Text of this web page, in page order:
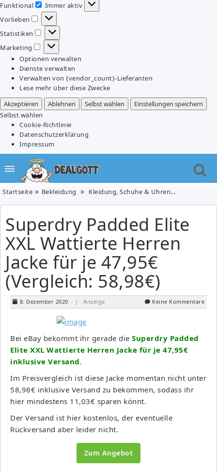
Funktional
Funktional
Immer aktiv
Vorlieben
Vorlieben
Statistiken
Statistiken
Marketing
Marketing
Optionen verwalten
Dienste verwalten
Verwalten von {vendor_count}-Lieferanten
Lese mehr über diese Zwecke
Akzeptieren
Ablehnen Selbst wählen
Einstellungen speichern
Selbst wählen
Cookie-Richtlinie
Datenschutzerklärung
Impressum
Startseite Bekleidung Kleidung, Schuhe & Uhren
Superdry Padded Elite
XXL Wattierte Herren
Jacke für je 47,95€
(Vergleich: 58,98€)
8. Dezember 2020 | Anzeige Keine Kommentare
Bei eBay bekommt ihr gerade die Superdry Padded
Elite XXL Wattierte Herren Jacke für je 47,95€
inklusive Versand.
Im Preisvergleich ist diese Jacke momentan nicht unter
58,98€ inklusive Versand zu bekommen, sodass ihr
hier mindestens 11,03€ sparen könnt.
Der Versand ist hier kostenlos, der eventuelle
Rückversand aber leider nicht.
Zum Angebot